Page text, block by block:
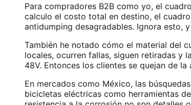
Para compradores B2B como yo, el
calculo el costo total en destino, el
antidumping desagradables. Ignora esto,
También he notado cómo el material del
locales, ocurren fallas, siguen retiradas y
48V. Entonces los clientes se quejan de
En mercados como México, las
bicicletas eléctricas como herramientas